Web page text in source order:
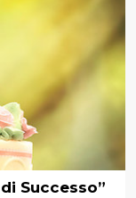
Successo”